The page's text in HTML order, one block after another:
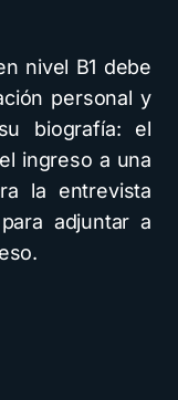
nivel B1 debe
personal y
biografía: el
ingreso a una
la entrevista
adjuntar a